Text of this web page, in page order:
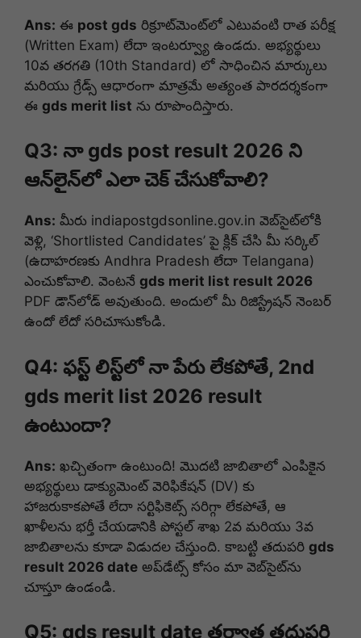
Ans: ఈ post gds రిక్రూట్‌మెంట్‌లో ఎటువంటి రాత పరీక్ష
(Written Exam) లేదా ఇంటర్వ్యూ ఉండదు. అభ్యర్థులు
10వ తరగతి (10th Standard) లో సాధించిన మార్కులు
మరియు గ్రేడ్స్ ఆధారంగా మాత్రమే అత్యంత పారదర్శకంగా
ఈ gds merit list ను రూపొందిస్తారు.
Q3: నా gds post result 2026 ని
ఆన్‌లైన్‌లో ఎలా చెక్ చేసుకోవాలి?
Ans: మీరు indiapostgdsonline.gov.in వెబ్‌సైట్‌లోకి
వెళ్లి, ‘Shortlisted Candidates’ పై క్లిక్ చేసి మీ సర్కిల్
(ఉదాహరణకు Andhra Pradesh లేదా Telangana)
ఎంచుకోవాలి. వెంటనే gds merit list result 2026
PDF డౌన్‌లోడ్ అవుతుంది. అందులో మీ రిజిస్ట్రేషన్ నెంబర్
ఉందో లేదో సరిచూసుకోండి.
Q4: ఫస్ట్ లిస్ట్‌లో నా పేరు లేకపోతే, 2nd
gds merit list 2026 result
ఉంటుందా?
Ans: ఖచ్చితంగా ఉంటుంది! మొదటి జాబితాలో ఎంపికైన
అభ్యర్థులు డాక్యుమెంట్ వెరిఫికేషన్ (DV) కు
హాజరుకాకపోతే లేదా సర్టిఫికెట్స్ సరిగ్గా లేకపోతే, ఆ
ఖాళీలను భర్తీ చేయడానికి పోస్టల్ శాఖ 2వ మరియు 3వ
జాబితాలను కూడా విడుదల చేస్తుంది. కాబట్టి తదుపరి gds
result 2026 date అప్‌డేట్స్ కోసం మా వెబ్‌సైట్‌ను
చూస్తూ ఉండండి.
Q5: gds result date తర్వాత తదుపరి